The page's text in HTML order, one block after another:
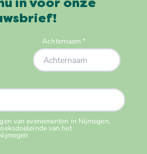
in voor onze